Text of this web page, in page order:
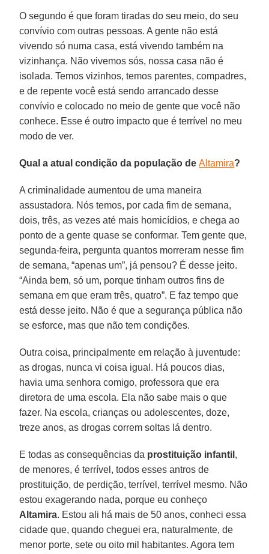
O segundo é que foram tiradas do seu meio, do seu
convívio com outras pessoas. A gente não está
vivendo só numa casa, está vivendo também na
vizinhança. Não vivemos sós, nossa casa não é
isolada. Temos vizinhos, temos parentes, compadres,
e de repente você está sendo arrancado desse
convívio e colocado no meio de gente que você não
conhece. Esse é outro impacto que é terrível no meu
modo de ver.
Qual a atual condição da população deAltamira?
A criminalidade aumentou de uma maneira
assustadora. Nós temos, por cada fim de semana,
dois, três, as vezes até mais homicídios, e chega ao
ponto de a gente quase se conformar. Tem gente que,
segunda-feira, pergunta quantos morreram nesse fim
de semana, “apenas um”, já pensou? É desse jeito.
“Ainda bem, só um, porque tinham outros fins de
semana em que eram três, quatro”. E faz tempo que
está desse jeito. Não é que a segurança pública não
se esforce, mas que não tem condições.
Outra coisa, principalmente em relação à juventude:
as drogas, nunca vi coisa igual. Há poucos dias,
havia uma senhora comigo, professora que era
diretora de uma escola. Ela não sabe mais o que
fazer. Na escola, crianças ou adolescentes, doze,
treze anos, as drogas correm soltas lá dentro.
E todas as consequências da prostituição infantil ,
de menores, é terrível, todos esses antros de
prostituição, de perdição, terrível, terrível mesmo. Não
estou exagerando nada, porque eu conheço
Altamira. Estou ali há mais de 50 anos, conheci essa
cidade que, quando cheguei era, naturalmente, de
menor porte, sete ou oito mil habitantes. Agora tem